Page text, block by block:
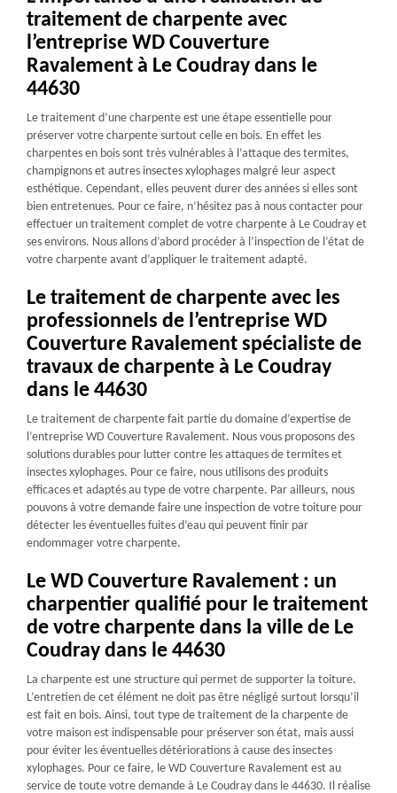
traitement de charpente avec
l’entreprise WD Couverture
Ravalement à Le Coudray dans le
44630
Le traitement d’une charpente est une étape essentielle pour
préserver votre charpente surtout celle en bois. En effet les
charpentes en bois sont très vulnérables à l’attaque des termites,
champignons et autres insectes xylophages malgré leur aspect
esthétique. Cependant, elles peuvent durer des années si elles sont
bien entretenues. Pour ce faire, n’hésitez pas à nous contacter pour
effectuer un traitement complet de votre charpente à Le Coudray et
ses environs. Nous allons d’abord procéder à l’inspection de l’état de
votre charpente avant d’appliquer le traitement adapté.
Le traitement de charpente avec les
professionnels de l’entreprise WD
Couverture Ravalement spécialiste de
travaux de charpente à Le Coudray
dans le 44630
Le traitement de charpente fait partie du domaine d’expertise de
l’entreprise WD Couverture Ravalement. Nous vous proposons des
solutions durables pour lutter contre les attaques de termites et
insectes xylophages. Pour ce faire, nous utilisons des produits
efficaces et adaptés au type de votre charpente. Par ailleurs, nous
pouvons à votre demande faire une inspection de votre toiture pour
détecter les éventuelles fuites d’eau qui peuvent finir par
endommager votre charpente.
Le WD Couverture Ravalement : un
charpentier qualifié pour le traitement
de votre charpente dans la ville de Le
Coudray dans le 44630
La charpente est une structure qui permet de supporter la toiture.
L’entretien de cet élément ne doit pas être négligé surtout lorsqu’il
est fait en bois. Ainsi, tout type de traitement de la charpente de
votre maison est indispensable pour préserver son état, mais aussi
pour éviter les éventuelles détériorations à cause des insectes
xylophages. Pour ce faire, le WD Couverture Ravalement est au
service de toute votre demande à Le Coudray dans le 44630. Il réalise